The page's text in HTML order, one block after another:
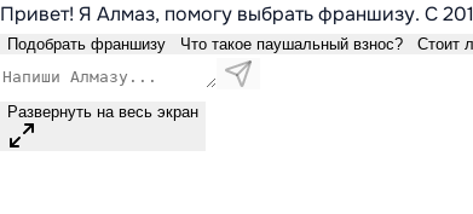
Привет! Я Алмаз, помогу выбрать франшизу. С
Подобрать франшизу Что такое паушальный взнос? Стоит
Развернуть на весь экран